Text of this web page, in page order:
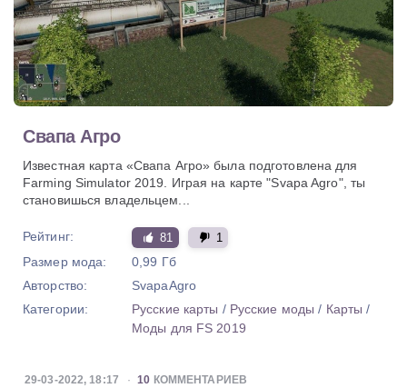
Свапа Агро
Известная карта «Свапа Агро» была подготовлена для
Farming Simulator 2019. Играя на карте "Svapa Agro", ты
становишься владельцем...
Рейтинг: 81 1
Размер мода:
0,99 Гб
Авторство:
SvapaAgro
Категории:
Русские карты / Русские моды / Карты /
Моды для FS 2019
29-03-2022, 18:17 10 КОММЕНТАРИЕВ